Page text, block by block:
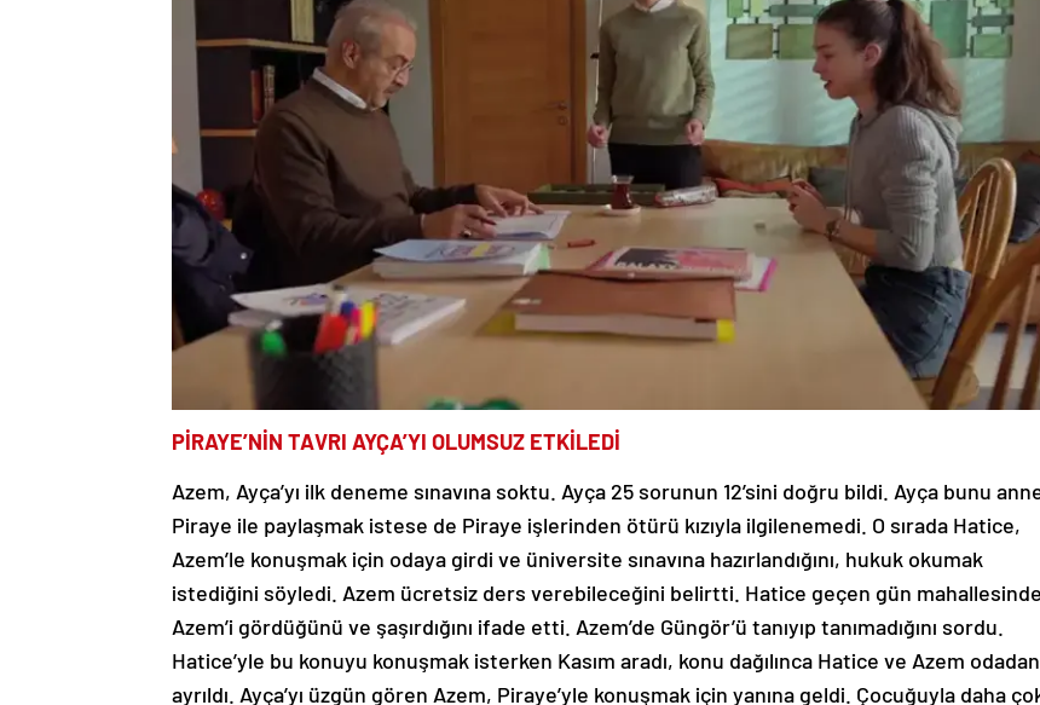
Piraye ile paylaşmak istese de Piraye işlerinden ötürü kızıyla ilgilenemedi. O sırada Hatice,
Azem’le konuşmak için odaya girdi ve üniversite sınavına hazırlandığını, hukuk okumak
istediğini söyledi. Azem ücretsiz ders verebileceğini belirtti. Hatice geçen gün mahallesinde
Azem’i gördüğünü ve şaşırdığını ifade etti. Azem’de Güngör’ü tanıyıp tanımadığını sordu.
Hatice’yle bu konuyu konuşmak isterken Kasım aradı, konu dağılınca Hatice ve Azem odadan
ayrıldı. Ayça’yı üzgün gören Azem, Piraye’yle konuşmak için yanına geldi. Çocuğuyla daha çok